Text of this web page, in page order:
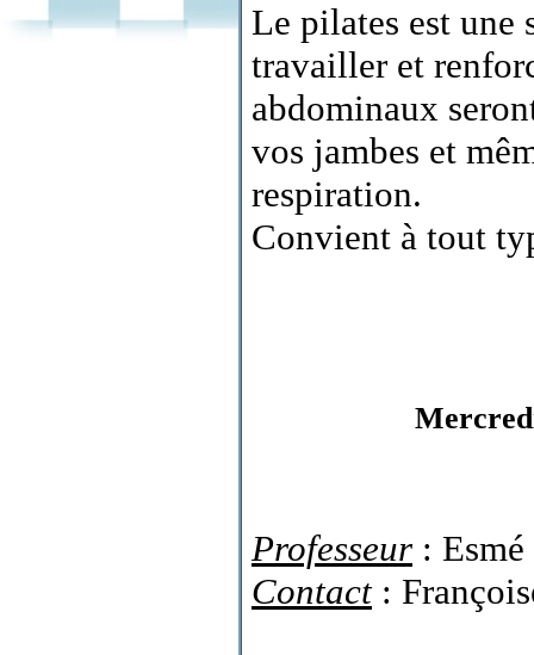
Le pilates est une
travailler et
abdominaux
vos jambes et
respiration.
Convient à tout
Professeur :
Contact: